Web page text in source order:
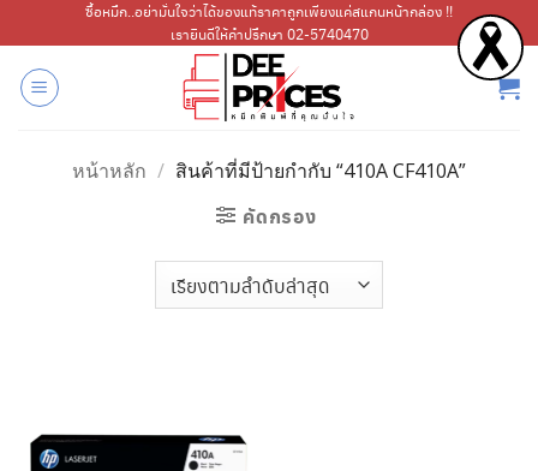
ไป
เนื้อหา
ซื้อหมึก..อย่ามั่นใจว่าได้ของแท้ราคาถูกเพียงแค่สแกนหน้ากล่อง !!
เรายินดีให้คำปรึกษา 02-5740470
หน้าหลัก / สินค้าที่มีป้ายกำกับ “410A CF410A”
คัดกรอง